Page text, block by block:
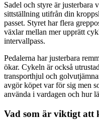
Sadel och styre är
sittställning utifrån din
passet. Styret har flera
växlar mellan mer upprätt
intervallpass.
Pedalerna har justerbara
ökar. Cykeln är också
transporthjul och
avgör köpet var för sig men
använda i vardagen och hur
Vad som är viktigt att